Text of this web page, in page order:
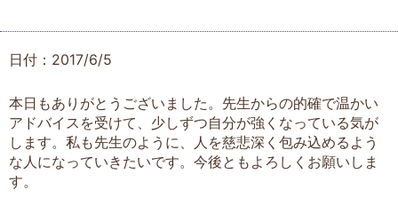
日付：2017/6/5
本日もありがとうございました。先生からの的確で温かい
アドバイスを受けて、少しずつ自分が強くなっている気が
します。私も先生のように、人を慈悲深く包み込めるよう
な人になっていきたいです。今後ともよろしくお願いしま
す。